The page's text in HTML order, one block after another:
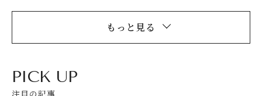
もっと見る
PICK UP
注目の記事